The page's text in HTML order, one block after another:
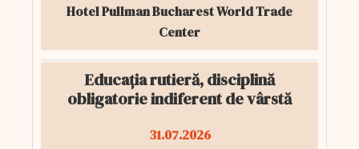
Hotel Pullman Bucharest World Trade
Center
Educația rutieră, disciplină
obligatorie indiferent de vârstă
31.07.2026